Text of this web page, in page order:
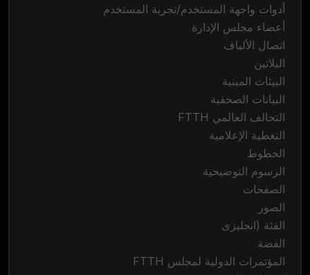
أدوات واجهة المستخدم/تجربة المستخدم
أعضاء مجلس الإدارة
اتصال الألياف
البلاتين
البيئات المبنية
البيانات الصحفية
التحالف العالمي FTTH
التغطية الإعلامية
الخطوط
الرسوم التوضيحية
الصفحات
الصور
الفئة (انجليزى
الفضة
المؤتمرات الدولية لمجلس FTTH